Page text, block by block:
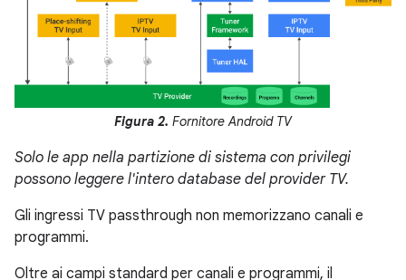
Figura 2. Fornitore Android TV
Solo le app nella partizione di sistema con privilegi
possono leggere l'intero database del provider TV.
Gli ingressi TV passthrough non memorizzano canali e
programmi.
Oltre ai campi standard per canali e programmi, il